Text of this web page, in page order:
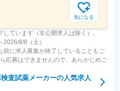
気になる
ています（非公開求人は除く）。
8/8（土）
前に求人募集が終了していることもご
応募はできませんので、あらかじめご
査試薬メーカーの人気求人